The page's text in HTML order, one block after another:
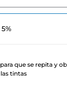
que se repita y
tintas